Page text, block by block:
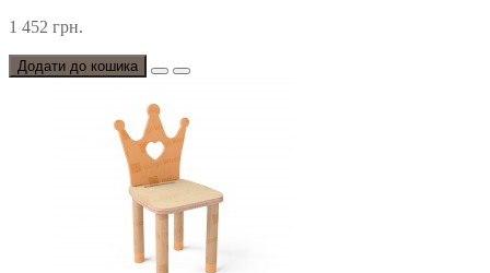
1 452 грн.
Додати до кошика